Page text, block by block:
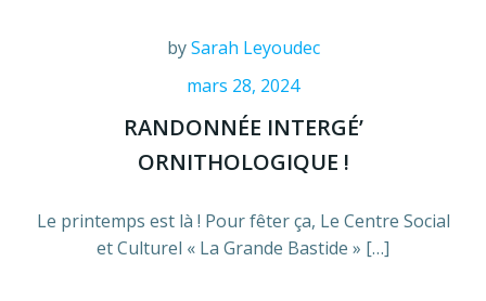
bySarah Leyoudec
mars 28, 2024
RANDONNÉE INTERGÉ’
ORNITHOLOGIQUE !
Le printemps est là ! Pour fêter ça, Le Centre Social
et Culturel « La Grande Bastide » […]